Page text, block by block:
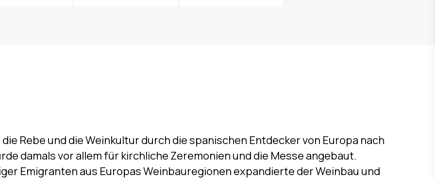
Rebe und die Weinkultur durch die spanischen Entdecker von Europa nach
damals vor allem für kirchliche Zeremonien und die Messe angebaut.
Emigranten aus Europas Weinbauregionen expandierte der Weinbau und